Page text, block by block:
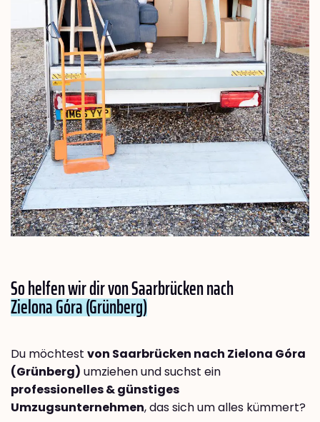
So helfen wir dir von Saarbrücken nach
Zielona Góra (Grünberg)
Du möchtest von Saarbrücken nach Zielona Góra
(Grünberg) umziehen und suchst ein
professionelles & günstiges
Umzugsunternehmen, das sich um alles kümmert?